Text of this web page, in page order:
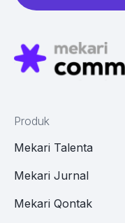
Produk
Mekari Talenta
Mekari Jurnal
Mekari Qontak